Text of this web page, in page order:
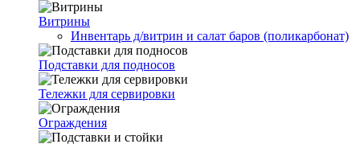
Витрины
Инвентарь д/витрин и салат баров (поликарбонат)
Подставки для подносов
Тележки для сервировки
Ограждения